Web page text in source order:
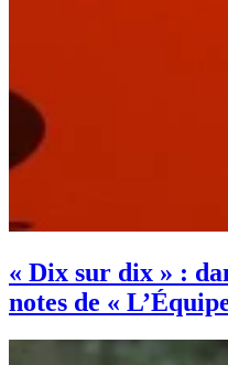
« Dix sur dix » :
notes de «